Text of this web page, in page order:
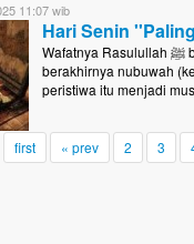
11:07 wib
Hari Senin
Wafatnya Rasulullah ﷺ bukan sekadar berpulangnya seorang manusia mulia, tetapi
berakhirnya nubuwah
peristiwa itu menjadi
first « prev 2 3